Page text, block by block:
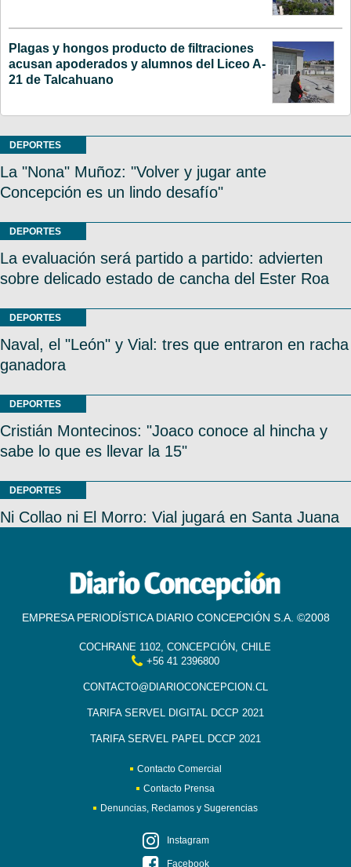
Plagas y hongos producto de filtraciones
acusan apoderados y alumnos del Liceo A-
21 de Talcahuano
DEPORTES
La "Nona" Muñoz: "Volver y jugar ante
Concepción es un lindo desafío"
DEPORTES
La evaluación será partido a partido: advierten
sobre delicado estado de cancha del Ester Roa
DEPORTES
Naval, el "León" y Vial: tres que entraron en racha
ganadora
DEPORTES
Cristián Montecinos: "Joaco conoce al hincha y
sabe lo que es llevar la 15"
DEPORTES
Ni Collao ni El Morro: Vial jugará en Santa Juana
EMPRESA PERIODÍSTICA DIARIO CONCEPCIÓN S.A. ©2008
COCHRANE 1102, CONCEPCIÓN, CHILE
+56 41 2396800
CONTACTO@DIARIOCONCEPCION.CL
TARIFA SERVEL DIGITAL DCCP 2021
TARIFA SERVEL PAPEL DCCP 2021
Contacto Comercial
Contacto Prensa
Denuncias, Reclamos y Sugerencias
Instagram
Facebook